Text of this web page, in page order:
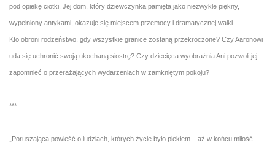
pod opiekę ciotki. Jej dom, który dziewczynka pamięta jako niezwykle piękny,
wypełniony antykami, okazuje się miejscem przemocy i dramatycznej walki.
Kto obroni rodzeństwo, gdy wszystkie granice zostaną przekroczone? Czy Aaronowi
uda się uchronić swoją ukochaną siostrę? Czy dziecięca wyobraźnia Ani pozwoli jej
zapomnieć o przerażających wydarzeniach w zamkniętym pokoju?
***
„Poruszająca powieść o ludziach, których życie było piekłem... aż w końcu miłość